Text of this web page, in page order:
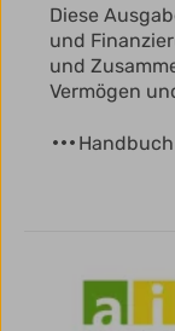
Diese
und
und
Vermögen
Handbuch